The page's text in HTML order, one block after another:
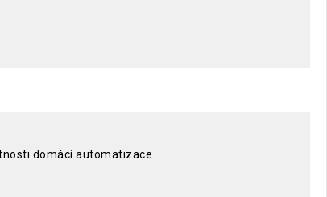
domácí automatizace